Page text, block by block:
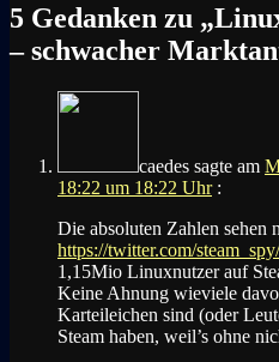
5 Gedanken zu „
– schwacher
caedes sagte am
18:22 um 18:22 Uhr :
Die absoluten Zahlen sehen
https://twitter.com/
1,15Mio Linuxnutzer auf
Keine Ahnung wieviele
Karteileichen sind (oder
Steam haben, weil’s ohne